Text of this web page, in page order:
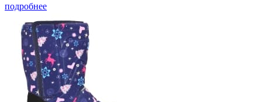
подробнее